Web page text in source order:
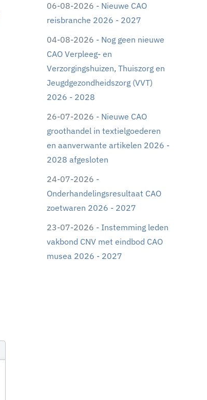
06-08-2026 - Nieuwe CAO
reisbranche 2026 - 2027
04-08-2026 - Nog geen nieuwe
CAO Verpleeg- en
Verzorgingshuizen, Thuiszorg en
Jeugdgezondheidszorg (VVT)
2026 - 2028
26-07-2026 - Nieuwe CAO
groothandel in textielgoederen
en aanverwante artikelen 2026 -
2028 afgesloten
24-07-2026 -
Onderhandelingsresultaat CAO
zoetwaren 2026 - 2027
23-07-2026 - Instemming leden
vakbond CNV met eindbod CAO
musea 2026 - 2027